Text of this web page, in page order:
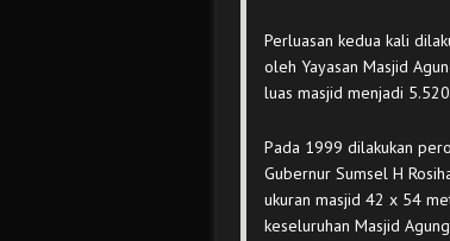
Perluasan kedua kali
oleh Yayasan Masjid
luas masjid menjadi
Pada 1999 dilakukan
Gubernur Sumsel H
ukuran masjid 42 x 54
keseluruhan Masjid